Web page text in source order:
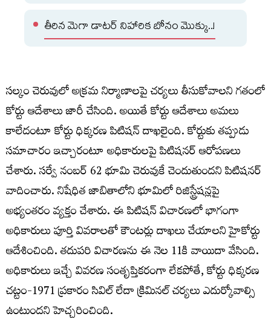
తీరిన మెగా డాటర్ నిహారిక బోనం మొక్కు..!
సల్కం చెరువులో అక్రమ నిర్మాణాలపై చర్యలు తీసుకోవాలని గతంలో
కోర్టు ఆదేశాలు జారీ చేసింది. అయితే కోర్టు ఆదేశాలు అమలు
కాలేదంటూ కోర్టు ధిక్కరణ పిటిషన్ దాఖలైంది. కోర్టుకు తప్పుడు
సమాచారం ఇచ్చారంటూ అధికారులపై పిటిషనర్ ఆరోపణలు
చేశారు. సర్వే నంబర్ 62 భూమి చెరువుకే చెందుతుందని పిటిషనర్
వాదించారు. నిషేధిత జాబితాలోని భూమిలో రిజిస్ట్రేషన్లపై
అభ్యంతరం వ్యక్తం చేశారు. ఈ పిటిషన్ విచారణలో భాగంగా
అధికారులు పూర్తి వివరాలతో కౌంటర్లు దాఖలు చేయాలని హైకోర్టు
ఆదేశించింది. తదుపరి విచారణను ఈ నెల 11కి వాయిదా వేసింది.
అధికారులు ఇచ్చే వివరణ సంతృప్తికరంగా లేకపోతే, కోర్టు ధిక్కరణ
చట్టం-1971 ప్రకారం సివిల్ లేదా క్రిమినల్ చర్యలు ఎదుర్కోవాల్సి
ఉంటుందని హెచ్చరించింది.